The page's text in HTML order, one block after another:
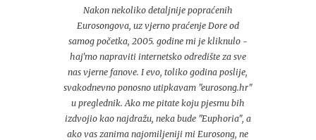
Nakon nekoliko detaljnije popraćenih
Eurosongova, uz vjerno praćenje Dore od
samog početka, 2005. godine mi je kliknulo -
haj'mo napraviti internetsko odredište za sve
nas vjerne fanove. I evo, toliko godina poslije,
svakodnevno ponosno utipkavam "eurosong.hr"
u preglednik. Ako me pitate koju pjesmu bih
izdvojio kao najdražu, neka bude "Euphoria", a
ako vas zanima najomiljeniji mi Eurosong, ne